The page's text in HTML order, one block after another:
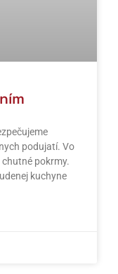
podujatí. Vo
pokrmy.
kuchyne